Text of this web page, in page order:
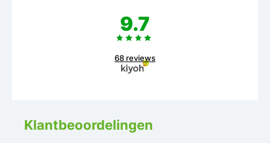
9.7
68 reviews
Klantbeoordelingen